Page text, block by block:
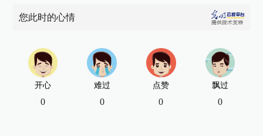
您此时的心情
开心
0
难过
0
点赞
0
飘过
0